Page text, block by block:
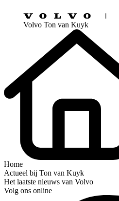
Volvo Ton van Kuyk
Home
Actueel bij Ton van Kuyk
Het laatste nieuws van Volvo
Volg ons online